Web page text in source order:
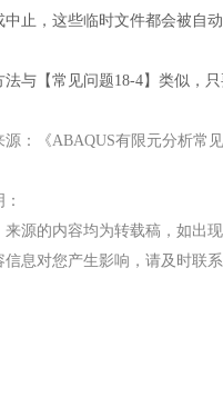
中止，这些临时文件都会被自
法与【常见问题18-4】类似，
源：《ABAQUS有限元分析常
来源的内容均为转载稿，如出
息对您产生影响，请及时联系